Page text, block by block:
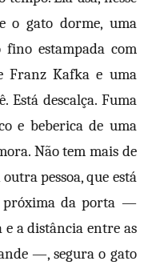
o gato dorme, uma
fino estampada com
Franz Kafka e uma
Está descalça. Fuma
e beberica de uma
Não tem mais de
pessoa, que está
próxima da porta —
e a distância entre as
—, segura o gato